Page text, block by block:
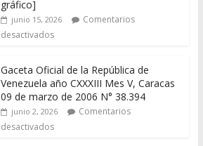
gráfico]
junio 15, 2026
Comentarios
desactivados
Gaceta Oficial de la República de
Venezuela año CXXXIII Mes V, Caracas
09 de marzo de 2006 N° 38.394
junio 2, 2026
Comentarios
desactivados